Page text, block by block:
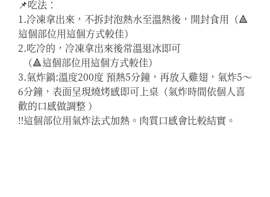
📌吃法：
1.冷凍拿出來，不拆封泡熱水至溫熱後，開封食用（🔺️
這個部位用這個方式較佳）
2.吃冷的，冷凍拿出來後常溫退冰即可
3.氣炸鍋:溫度200度 預熱5分鐘，再放入雞翅，氣炸5～
6分鐘，表面呈現燒烤感即可上桌（氣炸時間依個人喜
歡的口感做調整 ）
‼️這個部位用氣炸法式加熱。肉質口感會比較結實。